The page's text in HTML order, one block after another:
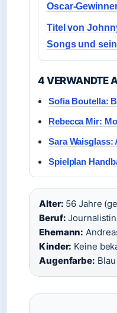
Oscar-
Titel von
Songs und
4 VERWANDTE
Sofia Boutella:
Rebecca Mir:
Sara
Spielplan
Alter: 56 Jahre
Beruf: Journalistin
Ehemann:
Kinder: Keine
Augenfarbe: